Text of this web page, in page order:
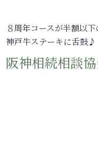
８周年コースが半額以下
神戸牛ステーキに舌鼓♪
阪神相続相談